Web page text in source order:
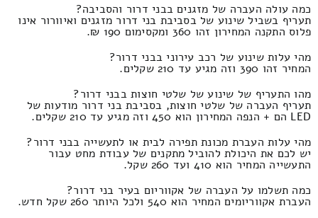
כמה עולה העברה של מזגנים בבני דרור והסביבה?
תעריף בשביל שינוע של בסביבת בני דרור מזגנים ואיוורור אינו
פלוס התקנה המחירון זהו 360 ומקסימום 190 ₪.
מהי עלות שינוע של רכב עירוני בבני דרור?
המחיר זהו 390 וזה מגיע עד 210 שקלים.
מהו התעריף של שינוע של שלטי חוצות בבני דרור?
תעריף העברה של שלטי חוצות, בסביבת בני דרור מודעות של
LED הם + הנפה המחירון הוא 450 וזה מגיע עד 210 שקלים.
מהי עלות העברת מכונת תפירה לבית או לתעשייה בבני דרור?
יש לכם את היכולת להוביל מתקנים של עבודת מחט עבור
התעשייה המחיר הוא 410 ועד 260 שקל.
כמה תשלמו על העברה של אקווריום בעיר בני דרור?
העברת אקווריומים המחיר הוא 540 ולכל היותר 260 שקל חדש.